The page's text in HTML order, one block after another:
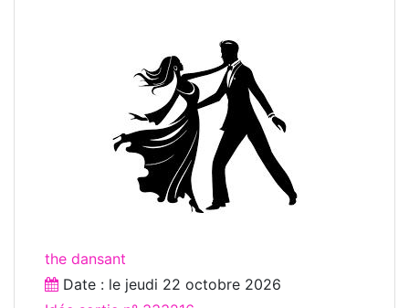
the dansant
Date : le jeudi 22 octobre 2026